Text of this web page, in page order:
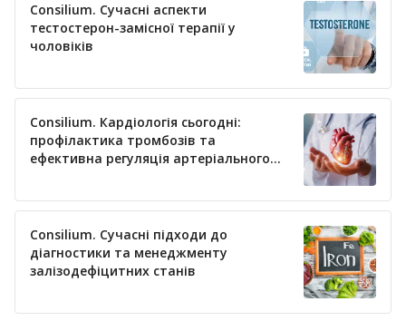
Consilium. Сучасні аспекти
тестостерон-замісної терапії у
чоловіків
Consilium. Кардіологія сьогодні:
профілактика тромбозів та
ефективна регуляція артеріального
Consilium. Сучасні підходи до
діагностики та менеджменту
залізодефіцитних станів